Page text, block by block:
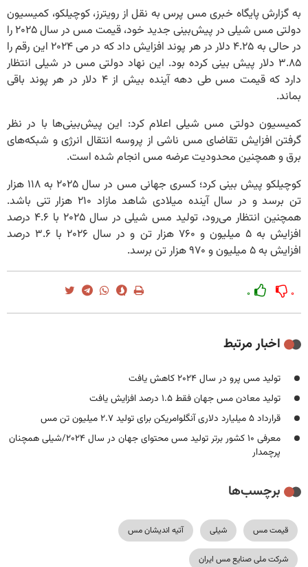
به گزارش پایگاه خبری مس پرس به نقل از رویترز، کوچیلکو، کمیسیون
دولتی مس شیلی در پیش‌بینی جدید خود، قیمت مس در سال ۲۰۲۵ را
در حالی به ۴.۲۵ دلار در هر پوند افزایش داد که در می ۲۰۲۴ این رقم را
۳.۸۵ دلار پیش بینی کرده بود. این نهاد دولتی مس در شیلی انتظار
دارد که قیمت مس طی دهه آینده بیش از ۴ دلار در هر پوند باقی
بماند.
کمیسیون دولتی مس شیلی اعلام کرد: این پیش‌بینی‌ها با در نظر
گرفتن افزایش تقاضای مس ناشی از پروسه انتقال انرژی و شبکه‌های
برق و همچنین محدودیت عرضه مس انجام شده است.
کوچیلکو پیش بینی کرد؛ کسری جهانی مس در سال ۲۰۲۵ به ۱۱۸ هزار
تن برسد و در سال آینده میلادی شاهد مازاد ۲۱۰ هزار تنی باشد.
همچنین انتظار می‌رود، تولید مس شیلی در سال ۲۰۲۵ با ۴.۶ درصد
افزایش به ۵ میلیون و ۷۶۰ هزار تن و در سال ۲۰۲۶ با ۳.۶ درصد
افزایش به ۵ میلیون و ۹۷۰ هزار تن برسد.
۰ ۰
اخبار مرتبط
تولید مس پرو در سال ۲۰۲۴ کاهش یافت
تولید معادن مس جهان فقط ۱.۵ درصد افزایش یافت
قرارداد ۵ میلیارد دلاری آنگلوامریکن برای تولید ۲.۷ میلیون تن مس
معرفی ۱۰ کشور برتر تولید مس محتوای جهان در سال ۲۰۲۴/شیلی همچنان
پرچمدار
برچسب‌ها
قیمت مس شیلی آتیه اندیشان مس
شرکت ملی صنایع مس ایران